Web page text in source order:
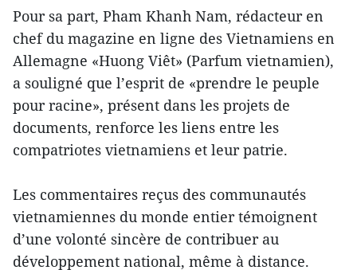
Pour sa part, Pham Khanh Nam, rédacteur en
chef du magazine en ligne des Vietnamiens en
Allemagne «Huong Viêt» (Parfum vietnamien),
a souligné que l’esprit de «prendre le peuple
pour racine», présent dans les projets de
documents, renforce les liens entre les
compatriotes vietnamiens et leur patrie.
Les commentaires reçus des communautés
vietnamiennes du monde entier témoignent
d’une volonté sincère de contribuer au
développement national, même à distance.